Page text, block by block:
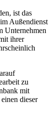
ist das
Außendienst
Unternehmen
ihrer
zu
mit
dieser